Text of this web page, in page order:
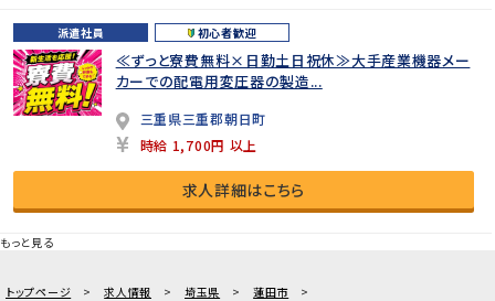
派遣社員 初心者歓迎
≪ずっと寮費無料×日勤土日祝休≫大手産業機器メー
カーでの配電用変圧器の製造...
三重県三重郡朝日町
時給 1,700円 以上
求人詳細はこちら
もっと見る
トップページ 求人情報 埼玉県
蓮田市